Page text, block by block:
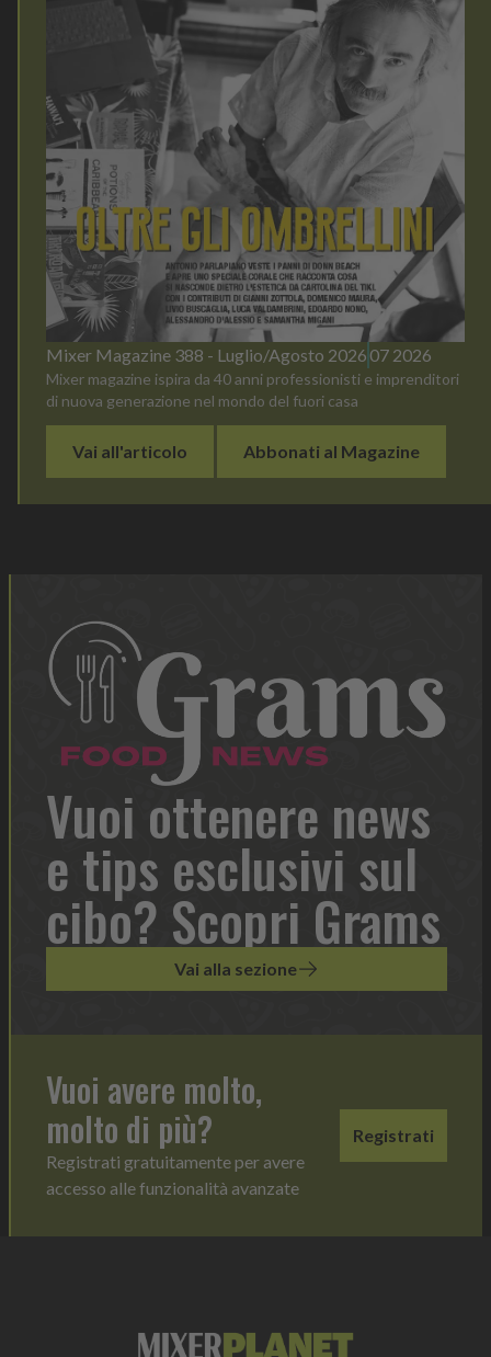
Mixer Magazine 388 - Luglio/Agosto 2026 07 2026
Mixer magazine ispira da 40 anni professionisti e imprenditori
di nuova generazione nel mondo del fuori casa
Vai all'articolo Abbonati al Magazine
Vuoi ottenere news
e tips esclusivi sul
cibo? Scopri Grams
Vai alla sezione
Vuoi avere molto,
molto di più?
Registrati gratuitamente per avere
accesso alle funzionalità avanzate
Registrati